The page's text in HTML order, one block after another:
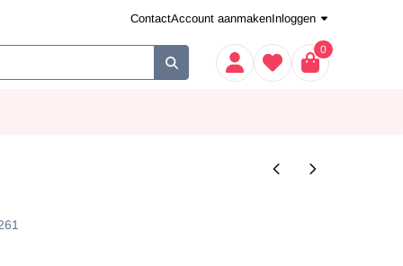
ContactAccount aanmakenInloggen
0